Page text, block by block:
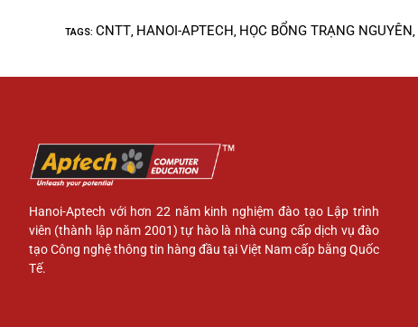
TAGS: CNTT, HANOI-APTECH, HỌC BỔNG TRẠNG NGUYÊN,
Hanoi-Aptech với hơn 22 năm kinh nghiệm đào tạo Lập trình
viên (thành lập năm 2001) tự hào là nhà cung cấp dịch vụ đào
tạo Công nghệ thông tin hàng đầu tại Việt Nam cấp bằng Quốc
Tế.